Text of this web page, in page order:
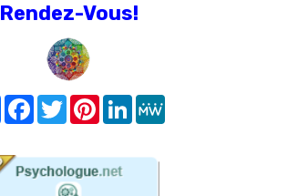
Rendez-Vous!
Share FacebookTwitterPinterest
LinkedIn